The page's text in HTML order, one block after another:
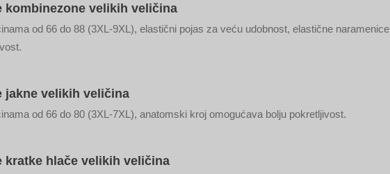
kombinezone velikih veličina
od 66 do 88 (3XL-9XL), elastični pojas za veću udobnost, elastične naramenice
jakne velikih veličina
od 66 do 80 (3XL-7XL), anatomski kroj omogućava bolju pokretljivost.
kratke hlače velikih veličina